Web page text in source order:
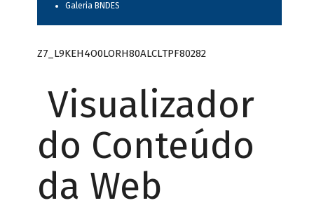
Galeria BNDES
Z7_L9KEH4O0LORH80ALCLTPF80282
Visualizador
do Conteúdo
da Web